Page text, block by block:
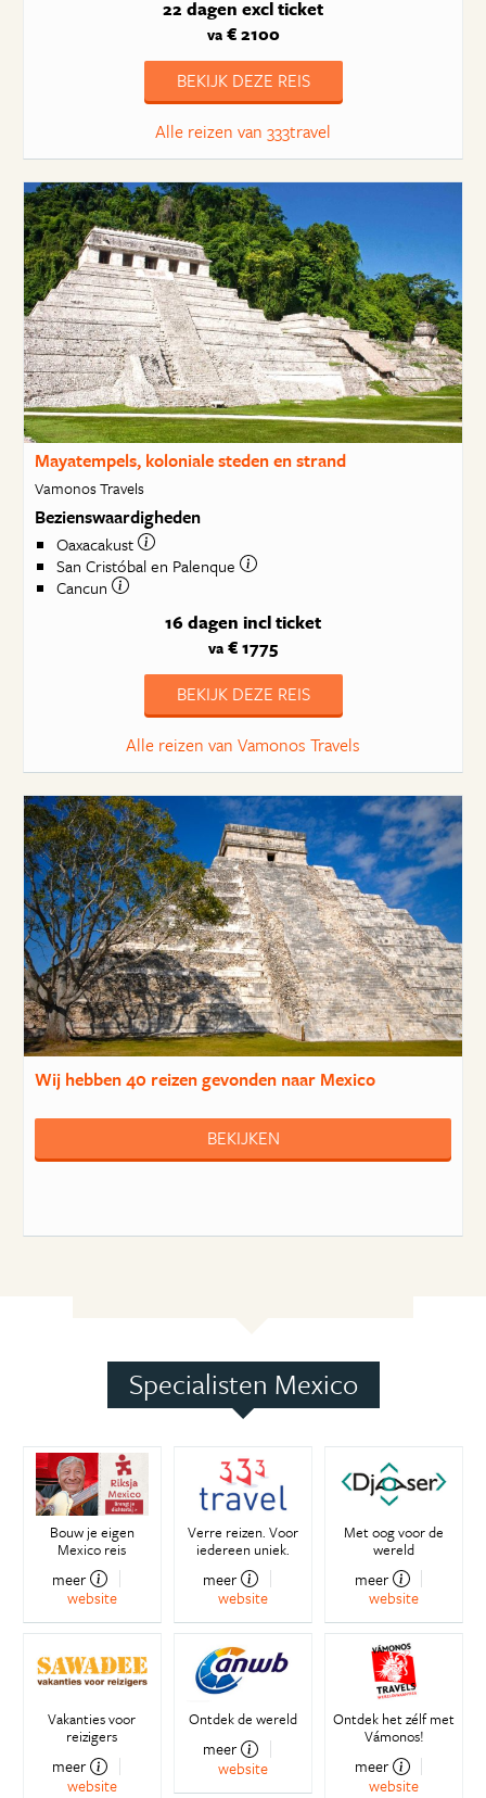
22 dagen excl ticket
va€ 2100
BEKIJK DEZE REIS
Alle reizen van 333travel
Mayatempels, koloniale steden en strand
Vamonos Travels
Bezienswaardigheden
Oaxacakust
San Cristóbal en Palenque
Cancun
16 dagen incl ticket
va € 1775
BEKIJK DEZE REIS
Alle reizen van Vamonos Travels
Wij hebben40 reizengevonden naar Mexico
BEKIJKEN
Specialisten Mexico
Bouw je eigen
Mexico reis
meer
website
Verre reizen. Voor
iedereen uniek.
meer
website
Met oog voor de
wereld
meer
website
Vakanties voor
reizigers
meer
website
Ontdek de wereld
meer
website
Ontdek het zélf met
Vámonos!
meer
website